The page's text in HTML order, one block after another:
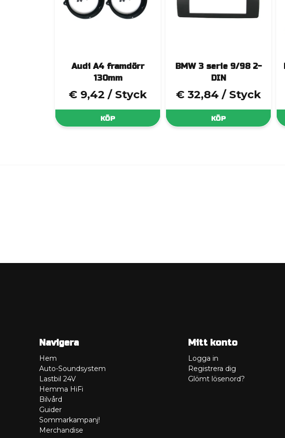
Audi A4 framdörr
130mm
€ 9,42 / Styck
KÖP
BMW 3 serie 9/98 2-
DIN
€ 32,84 / Styck
KÖP
Navigera
Hem
Auto-Soundsystem
Lastbil 24V
Hemma HiFi
Bilvård
Guider
Sommarkampanj!
Merchandise
Mitt konto
Logga in
Registrera dig
Glömt lösenord?